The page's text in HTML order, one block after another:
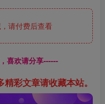
请付费后查看
喜欢请分享------
彩文章请收藏本站。